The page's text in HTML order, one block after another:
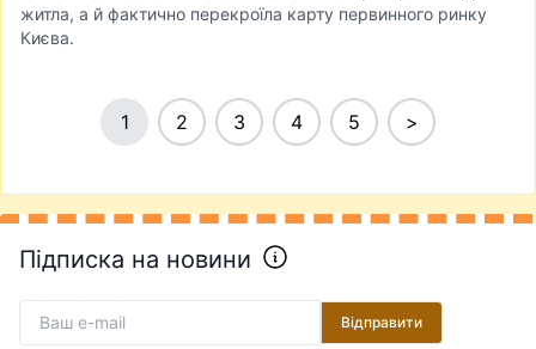
житла, а й фактично перекроїла карту первинного ринку
Києва.
1 2 3 4 5 >
Підписка на новини
Відправити